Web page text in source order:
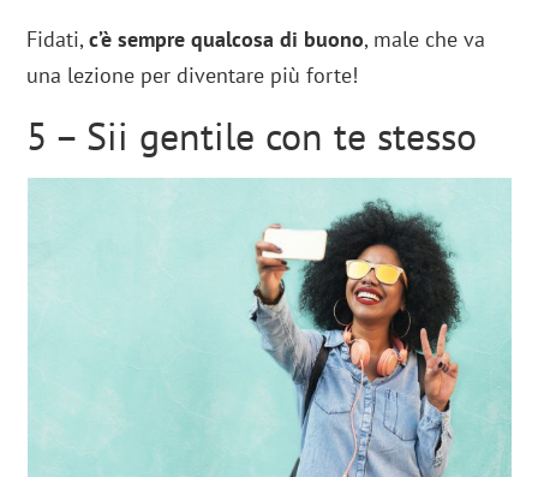
Fidati,c’è sempre qualcosa di buono, male che va
una lezione per diventare più forte!
5 – Sii gentile con te stesso